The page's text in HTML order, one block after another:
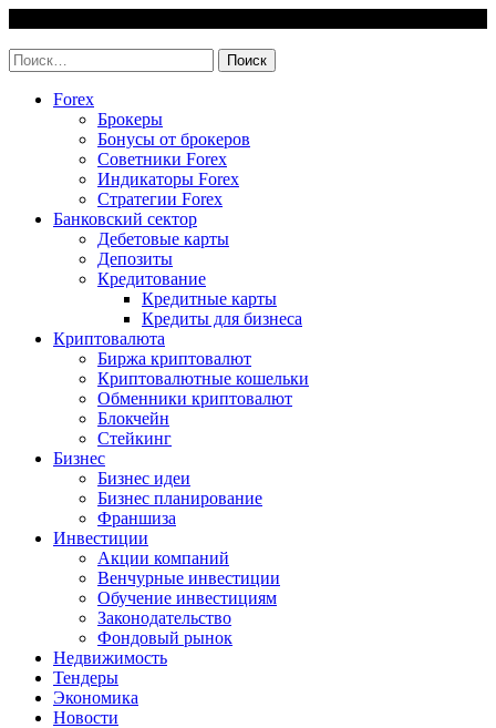
content
Найти:
Forex
Брокеры
Бонусы от брокеров
Советники Forex
Индикаторы Forex
Стратегии Forex
Банковский сектор
Дебетовые карты
Депозиты
Кредитование
Кредитные карты
Кредиты для бизнеса
Криптовалюта
Биржа криптовалют
Криптовалютные кошельки
Обменники криптовалют
Блокчейн
Стейкинг
Бизнес
Бизнес идеи
Бизнес планирование
Франшиза
Инвестиции
Акции компаний
Венчурные инвестиции
Обучение инвестициям
Законодательство
Фондовый рынок
Недвижимость
Тендеры
Экономика
Новости